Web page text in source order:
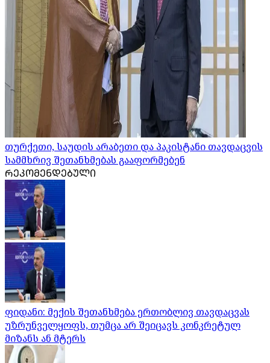
თურქეთი, საუდის არაბეთი და პაკისტანი თავდაცვის
სამმხრივ შეთანხმებას გააფორმებენ
ᲠᲔᲙᲝᲛᲔᲜᲓᲔᲑᲣᲚᲘ
ფიდანი: მექის შეთანხმება ერთობლივ თავდაცვას
უზრუნველყოფს, თუმცა არ შეიცავს კონკრეტულ
მიზანს ან მტერს